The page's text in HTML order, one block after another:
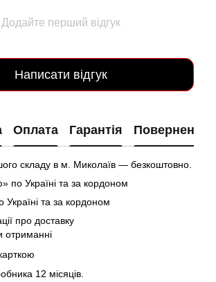
Додайте перший відгук
Написати відгук
Оплата Гарантія Повернення
складу в м. Миколаїв — безкоштовно.
по Україні та за кордоном
та за кордоном
про доставку
отриманні
12 місяців.